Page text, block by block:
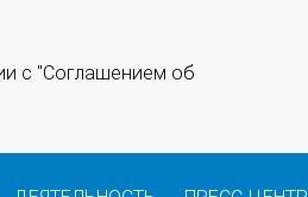
с "Соглашением об